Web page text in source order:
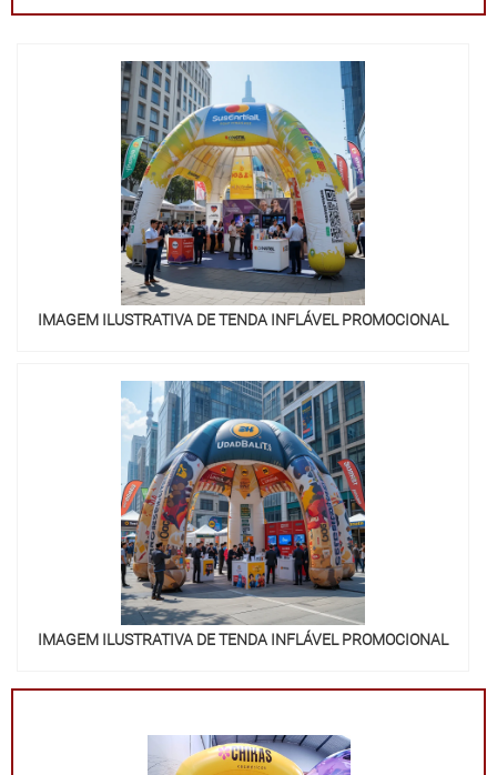
estratégicas para a aplicação do logotipo ou
mensagem. Além de proteger contra sol ou chuva,
elas criam um ponto de referência visual que atrai o
público e fortalece sua presença em qualquer evento.
Por que escolher as tendas infláveis da 3D Mídia
impressões exclusivas. Praticidade: Fácil transporte,
montagem e desmontagem. Durabilidade: Feitas com
materiais resistentes para uso frequente. Impacto
visual: Garantem destaque em meio a qualquer
funcionalidade e impacto visual!
IMAGEM ILUSTRATIVA DE TENDA INFLÁVEL PROMOCIONAL
IMAGEM ILUSTRATIVA DE TENDA INFLÁVEL PROMOCIONAL